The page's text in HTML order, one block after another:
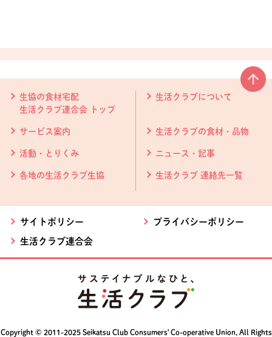
生協の食材宅配
生活クラブ連合会 トップ
生活クラブについて
サービス案内 生活クラブの食材・品物
活動・とりくみ ニュース・記事
各地の生活クラブ生協 生活クラブ 連絡先一覧
サイトポリシー プライバシーポリシー
生活クラブ連合会
Copyright © 2011-2025 Seikatsu Club Consumers' Co-operative Union, All Rights